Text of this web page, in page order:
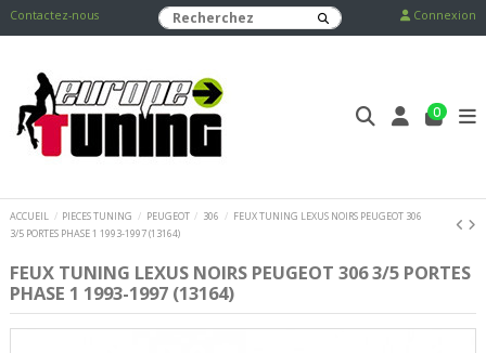
Contactez-nous Connexion
0
ACCUEIL PIECES TUNING PEUGEOT 306
FEUX TUNING LEXUS NOIRS PEUGEOT 306
3/5 PORTES PHASE 1 1993-1997 (13164)
FEUX TUNING LEXUS NOIRS PEUGEOT 306 3/5 PORTES
PHASE 1 1993-1997 (13164)